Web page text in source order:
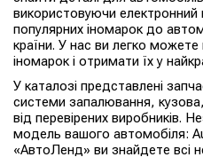
використовуючи електронний
популярних іномарок до
країни. У нас ви легко
іномарок і отримати їх у
У каталозі представлені
системи запалювання,
від перевірених виробників.
модель вашого автомобіля:
«АвтоЛенд» ви знайдете всі